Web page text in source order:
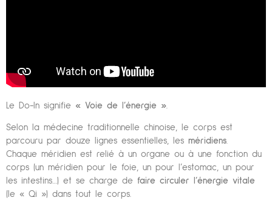
Le Do-In signifie « Voie de l’énergie »
Selon la médecine traditionnelle chinoise, le corps est
parcouru par douze lignes essentielles, les méridiens
Chaque méridien est relié à un organe ou à une fonction du
corps (un méridien pour le foie, un pour l’estomac, un pour
les intestins…) et se charge de faire circuler l’énergie vitale
(le « Qi ») dans tout le corps.